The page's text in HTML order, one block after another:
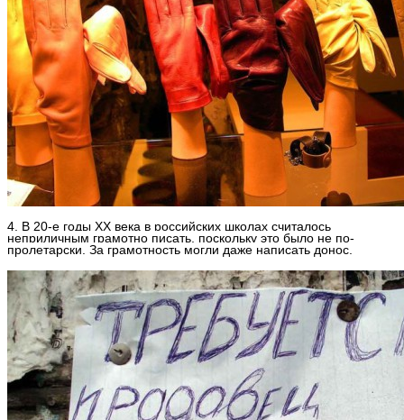
4. В 20-е годы XX века в российских школах считалось
неприличным грамотно писать, поскольку это было не по-
пролетарски. За грамотность могли даже написать донос.